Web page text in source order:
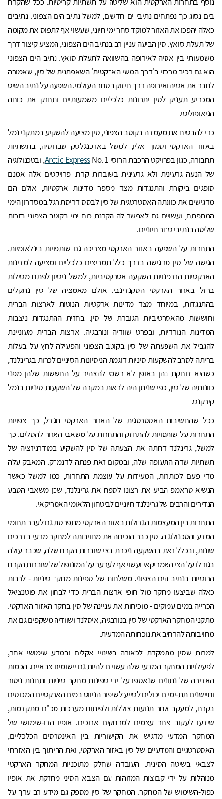
בים נסוג כך נפתחים נתיבי ים חדשים, למשל נתיב הים הצפוני. נתיבים
כאלה יהפכו את האזור למוקד סחר ימי חיוני, שעשוי אף לתפוס את מקומה
של תעלת סואץ. סין הביעה עניין רב בנתיב הים הצפוני, המציע קיצור דרך
משמעותי בין אסיה לאירופה בהשוואה לתעלת סואץ. נתיב הים הצפוני
הוא גם רכיב מרכזי ב'דרך המשי הארקטית' השאפתנית של סין, שאמורה
לחבר את אסיה ואירופה דרך חיזוק הסחר העולמי. השפעה על נתיב השיט
המכריע תעניק לסין יתרונות כלכליים משמעותיים ותחזק את כוחה
הגיאופוליטי.
כדי להבטיח את מעמדה בקוטב הצפוני, סין מציעה להשקיע במתקני נמל
באזור הארקטי וסמוך אליו, למשל בארכנגלסק שברוסיה, בתשתיות
תחבורה, כגון בפרויקט הרכבת הרוסי
Arctic ExpressNo. 1, ובטכנולוגיה
של הנעה גרעינית ולא גרעינית בשוברות קרח. פרויקטים אלה אמנם
סופגים ביקורת והתנגדות מצד מספר מדינות ארקטיות, אולם הם
מדגישים את כוונתה האסטרטגית של סין לבסס דריסת רגל במסדרון הימי
המתפתח, ועשויים גם לאפשר לה הקרנת כוח ימי בקוטב הצפוני בזכות
שליטה בנתיבי סחר חיוניים.
התחרות על השפעה באזור הארקטי מצריכה גם שותפויות בינלאומיות.
הגישה של סין מדגישה בדרך כלל תמריצים כלכליים ומציעה למדינות
הארקטיות הזדמנויות השקעה אטרקטיביות, למשל ניסיון לפתח מסילות
ברזל באזור הארקטי הסקנדינבי. אולם מאמציה של סין נתקלים
בהתנגדות, במיוחד מצד מדינות ארקטיות הנוטות לארצות הברית
וחוששות מהאסרטיביות הגוברת של סין. בחזית ההתנגדות ניצבות
המדינות הנורדיות, ובפרט שוודיה ונורבגיה. ארצות הברית מעוניינת
להגביל את השפעתה של סין בקוטב הצפוני והפעילה לחץ על בעלות
בריתה לסרב להשקעות סיניות דוגמת הניסיונות הסיניים לכרות בגרינלנד,
כשהיא דוחקת בהן באופן לא רשמי להצהיר על החששות שלהן מפני
כוונותיה של סין, כפי שניתן היה לראות במקרה של השקעות סיניות בנמל
קירקנס.
ככל שהחשיבות האסטרטגית של האזור הארקטי תגדל, כך צפויות
התחרות על שותפויות להתחזק והתחרות על משאבי האזור להסלים. כך
למשל, גרינלנד דחתה את הצעתה של סין להשקיע במודרניזציה של
תשתיות שדה התעופה שלה, ובמקום זאת פנתה לדנמרק. המאבק עלה
מדי פעם לכותרות, המעידות על עוצמת התחרות, כמו למשל כאשר
הנשיא טראמפ הביע את רצונו לספח את גרינלנד, שכן משאבי הטבע
הנדירים והרבים של גרינלנד חיוניים לביטחון הלאומי האמריקאי.
התחרות בין המעצמות הגדולות באזור הארקטי מתפרסת גם לעבר תחומי
המדע והטכנולוגיה. סין כבר הוכיחה את מחויבותה למחקר מדעי בדרכים
שונות, ובכלל זאת בהשקעה ניכרת בצי שוברות הקרח שלה, שכבר עולה
בגודלו על הצי האמריקאי ועשוי אף לערער על המונופול של שוברות הקרח
הרוסיות בנתיב הים הצפוני. משלחות של ספינות מחקר סיניות - לרבות
כאלה שביצעו מחקר מול חופי ארצות הברית כדי לבחון את פוטנציאל
הכרייה במים עמוקים - מוכיחות את עניינה של סין בחקר האזור הארקטי.
מתקני המחקר הארקטי של סין בנורבגיה, איסלנד ושוודיה משקפים גם את
מחויבותה להרחיב את נוכחותה המדעית.
למרות שסין מתמקדת לכאורה בשינויי אקלים ובמדע שימושי אחר,
לפעילויות המחקר המדעי שלה עשויים להיות גם יישומים צבאיים. הכמות
האדירה של נתונים שנאספו על ידי ספינות מחקר סיניות ותחנות ניטור
וחיישנים תת-ימיים יכולים לסייע לשיפור הניווט במים הארקטיים המכוסים
בקרח, למעקב אחר תנועות צוללות ולפיתוח מערכות מכ"ם מתקדמות,
שידעו לעקוב אחר עצמים למרחקים ארוכים. אופיו הדו-שימושי של
המחקר המדעי מדגיש את הקישוריות בין האינטרסים הכלכליים,
האסטרטגיים והמדעיים של סין באזור הארקטי, ואת ההיתוך בין האזרחי
לצבאי בשיטה הסינית. העובדה שחלק מתוכניות המחקר הארקטי
מנוהלות על ידי קבוצות המזוהות עם הצבא הסיני מחזקת את אופיו
כפול-השימוש של המחקר. המחקר של סין מספק גם מידע רב ערך על